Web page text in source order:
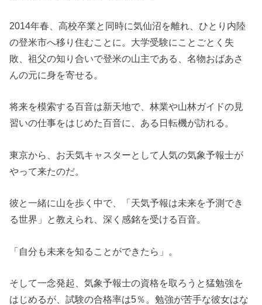
2014年春、高校卒業と同時に気仙沼を離れ、ひとり内陸
の登米市へ移り住むことに。大学受験にことごとく失
敗、祖父の知り合いで登米の山主である、名物おばあさ
んの元に身を寄せる。
将来を模索する百音は新天地で、林業や山林ガイドの見
習いの仕事をはじめた百音に、ある日転機が訪れる。
東京から、お天気キャスターとして人気の気象予報士が
やって来たのだ。
彼と一緒に山を歩く中で、「天気予報は未来を予測でき
る世界」と教えられ、深く感銘を受ける百音。
「自分も未来を知ることができたら」。
そして一念発起、気象予報士の資格を取ろうと猛勉強を
はじめるが、試験の合格率は5％。勉強が苦手な彼女はな